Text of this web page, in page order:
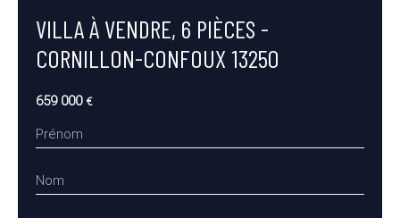
VILLA À VENDRE, 6 PIÈCES -
CORNILLON-CONFOUX 13250
659 000 €
Prénom
Nom